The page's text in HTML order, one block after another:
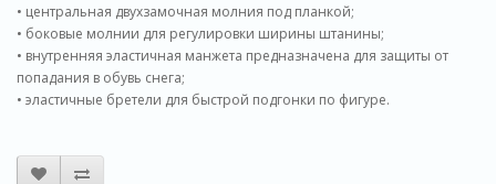
• центральная двухзамочная молния под планкой;
• боковые молнии для регулировки ширины штанины;
• внутренняя эластичная манжета предназначена для защиты от
попадания в обувь снега;
• эластичные бретели для быстрой подгонки по фигуре.